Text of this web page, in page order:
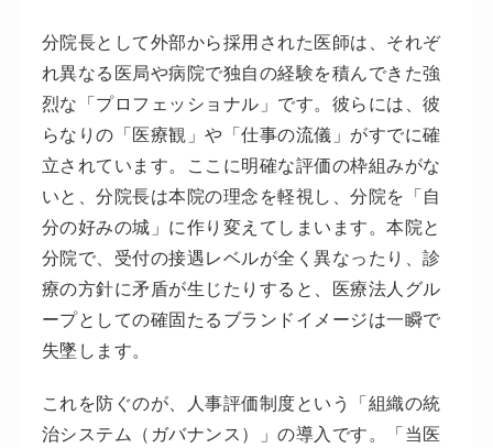
分院長として外部から採用された医師は、それぞ
れ異なる医局や病院で独自の経験を積んできた強
烈な「プロフェッショナル」です。彼らには、彼
らなりの「医療観」や「仕事の流儀」がすでに確
立されています。ここに明確な評価の枠組みがな
いと、分院長は本院の理念を軽視し、分院を「自
分の好みの城」に作り変えてしまいます。本院と
分院で、受付の接遇レベルが全く異なったり、診
療の方針に矛盾が生じたりすると、医療法人グル
ープとしての確固たるブランドイメージは一瞬で
失墜します。
これを防ぐのが、人事評価制度という「組織の統
治システム（ガバナンス）」の導入です。「当医